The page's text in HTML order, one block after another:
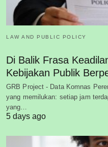
LAW AND PUBLIC POLICY
Di Balik Frasa
Kebijakan Publik
GRB Project - Data Komnas
yang memilukan: setiap jam
yang…
5 days ago